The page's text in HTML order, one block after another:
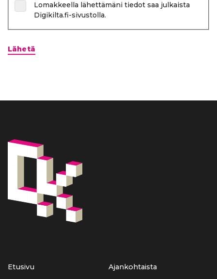
Lomakkeella lähettämäni tiedot saa julkaista
Digikilta.fi-sivustolla.
Lähetä
Etusivu
Ajankohtaista